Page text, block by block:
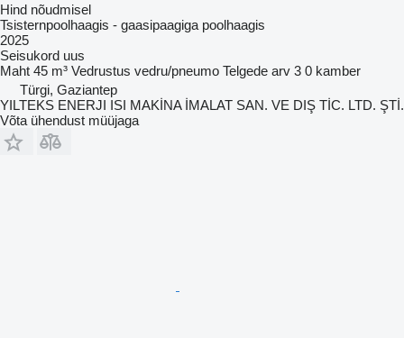
Hind nõudmisel
Tsisternpoolhaagis - gaasipaagiga poolhaagis
2025
Seisukord uus
Maht 45 m³ Vedrustus vedru/pneumo Telgede arv 3 0 kamber
Türgi, Gaziantep
YILTEKS ENERJI ISI MAKİNA İMALAT SAN. VE DIŞ TİC. LTD. ŞTİ.
Võta ühendust müüjaga